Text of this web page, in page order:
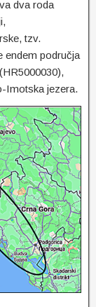
dva roda
tzv.
endem područja
Imotska jezera.